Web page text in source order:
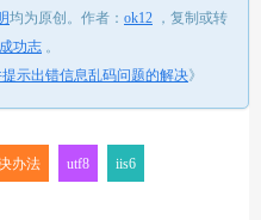
均为原创。 作者： ok12 ， 复制或转
成功志 。
示出错信息乱码问题的解决》
办法 utf8 iis6